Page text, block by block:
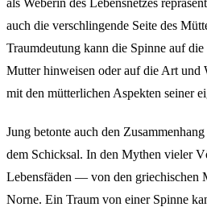
auch die verschlingende Seite des
Traumdeutung kann die Spinne auf
Mutter hinweisen oder auf die Art und
mit den mütterlichen Aspekten seiner
Jung betonte auch den
dem Schicksal. In den Mythen vieler
Lebensfäden — von den griechischen
Norne. Ein Traum von einer Spinne